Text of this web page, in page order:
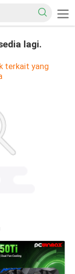
lagi.
terkait yang